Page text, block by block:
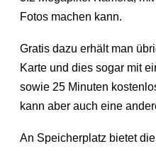
Fotos machen kann.
Gratis dazu erhält man
Karte und dies sogar mit
sowie 25 Minuten
kann aber auch eine
An Speicherplatz bietet